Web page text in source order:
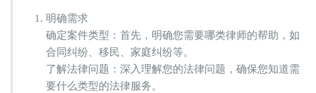
找
律
师
明确需求
确定案件类型：首先，明确您需要哪类律师的帮助，如
合同纠纷、移民、家庭纠纷等。
了解法律问题：深入理解您的法律问题，确保您知道需
要什么类型的法律服务。